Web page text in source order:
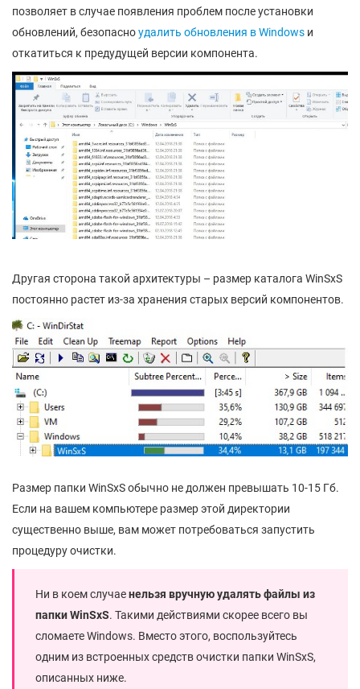
позволяет в случае появления проблем после установки
обновлений, безопасноудалить обновления в Windows и
откатиться к предудущей версии компонента.
Другая сторона такой архитектуры – размер каталога WinSxS
постоянно растет из-за хранения старых версий компонентов.
Размер папки WinSxS обычно не должен превышать 10-15 Гб.
Если на вашем компьютере размер этой директории
существенно выше, вам может потребоваться запустить
процедуру очистки.
Ни в коем случаенельзя вручную удалять файлы из
папкиWinSxS. Такими действиями скорее всего вы
сломаете Windows. Вместо этого, воспользуйтесь
одним из встроенных средств очистки папки WinSxS,
описанных ниже.